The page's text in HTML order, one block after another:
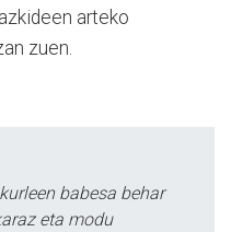
arteko
zuen.
babesa behar
eta modu